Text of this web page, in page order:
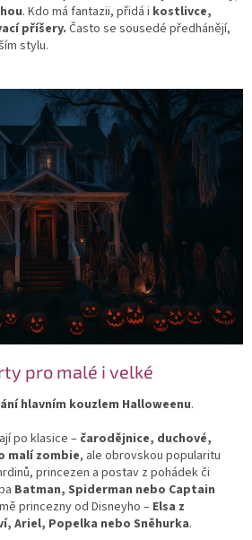
. Kdo má fantazii, přidá i kostlivce,
příšery. Často se sousedé předhánějí,
stylu.
pro malé i velké
hlavním kouzlem Halloweenu.
po klasice – čarodějnice, duchové,
malí zombie, ale obrovskou popularitu
princezen a postav z pohádek či
Batman, Spiderman nebo Captain
princezny od Disneyho – Elsa z
Ariel, Popelka nebo Sněhurka.